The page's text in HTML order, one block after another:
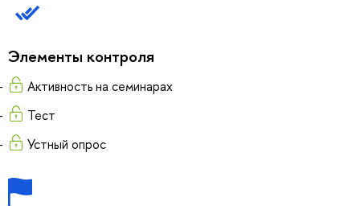
Элементы контроля
Активность на семинарах
Тест
Устный опрос